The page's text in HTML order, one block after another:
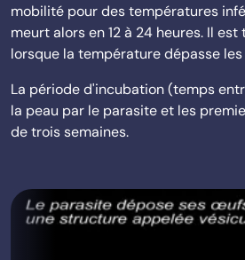
mobilité pour des températures
meurt alors en 12 à 24 heures. Il
lorsque la température dépasse les
La période d'incubation (temps
la peau par le parasite et les
de trois semaines.